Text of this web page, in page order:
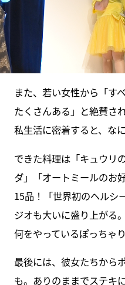
また、若い女性から「す
たくさんある」と絶賛さ
私生活に密着すると、な
できた料理は「キュウリ
ダ」「オートミールのお
15品！「世界初のヘルシ
ジオも大いに盛り上がる
何をやっているぽっちゃ
最後には、彼女たちから
も。ありのままでステキ